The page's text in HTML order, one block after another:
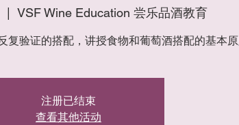
VSF Wine Education 尝乐品酒教育
复验证的搭配，讲授食物和葡萄酒搭配的基本
注册已结束
查看其他活动